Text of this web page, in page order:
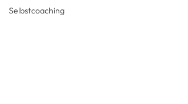
Selbstcoaching